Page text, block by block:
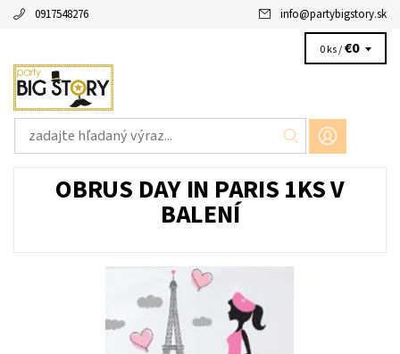
0917548276 info@partybigstory.sk
0 ks /€0
OBRUS DAY IN PARIS 1KS V
BALENÍ